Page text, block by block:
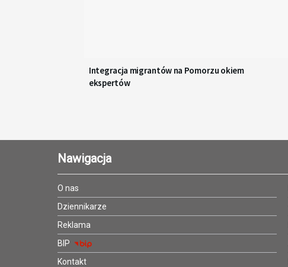
Integracja migrantów na Pomorzu okiem
ekspertów
Nawigacja
O nas
Dziennikarze
Reklama
BIP
Kontakt